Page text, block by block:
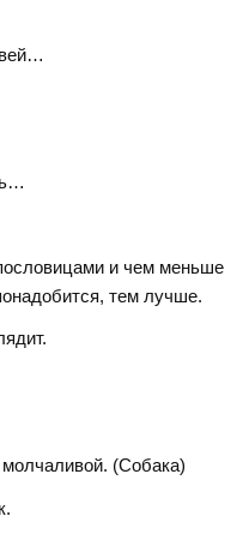
и чем меньше
тем лучше.
(Собака)